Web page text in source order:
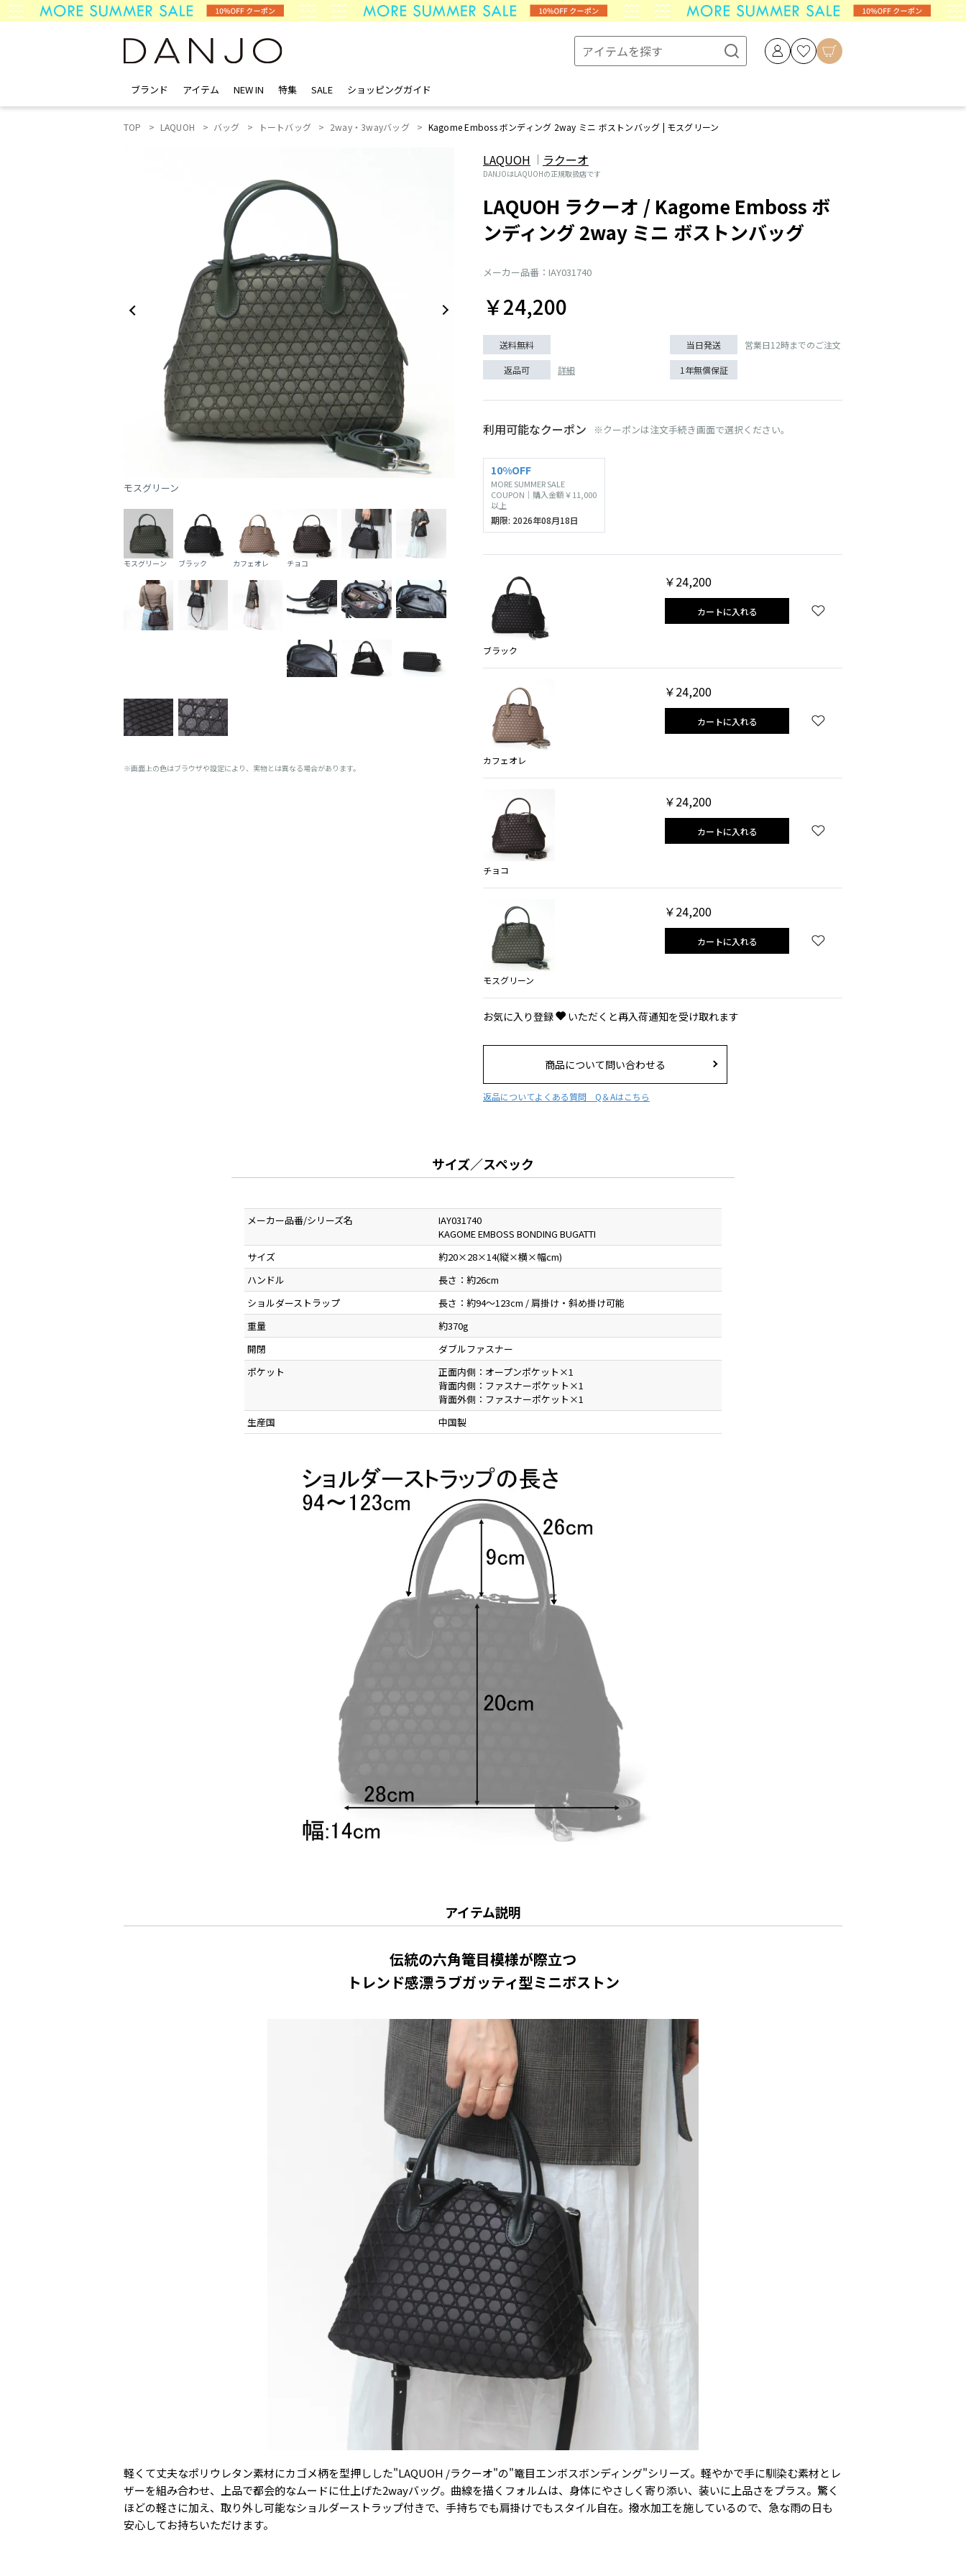
ブランド アイテム NEW IN 特集 SALE ショッピングガイド
TOP LAQUOH バッグ トートバッグ 2way・3wayバッグ Kagome Emboss ボンディング 2way ミニ ボストンバッグ | モスグリーン
モスグリーン
モスグリーン ブラック カフェオレ チョコ
※画面上の色はブラウザや設定により、実物とは異なる場合があります。
LAQUOH ラクーオ
DANJOはLAQUOHの正規取扱店です
LAQUOH ラクーオ / Kagome Emboss ボ
ンディング 2way ミニ ボストンバッグ
メーカー品番：IAY031740
￥24,200
送料無料 当日発送 営業日12時までのご注文
返品可 詳細 1年無償保証
利用可能なクーポン ※クーポンは注文手続き画面で選択ください。
10%OFF
MORE SUMMER SALE
COUPON｜購入金額￥11,000
以上
期限: 2026年08月18日
ブラック
￥24,200
カートに入れる
カフェオレ
￥24,200
カートに入れる
チョコ
￥24,200
カートに入れる
モスグリーン
￥24,200
カートに入れる
お気に入り登録 いただくと再入荷通知を受け取れます
商品について問い合わせる
返品についてよくある質問 Q＆Aはこちら
サイズ／スペック
メーカー品番/シリーズ名
IAY031740
KAGOME EMBOSS BONDING BUGATTI
サイズ
約20×28×14(縦×横×幅cm)
ハンドル
長さ：約26cm
ショルダーストラップ
長さ：約94～123cm / 肩掛け・斜め掛け可能
重量
約370g
開閉
ダブルファスナー
ポケット
正面内側：オープンポケット×1
背面内側：ファスナーポケット×1
背面外側：ファスナーポケット×1
生産国
中国製
アイテム説明
伝統の六角篭目模様が際立つ
トレンド感漂うブガッティ型ミニボストン
軽くて丈夫なポリウレタン素材にカゴメ柄を型押しした"LAQUOH /ラクーオ"の"篭目エンボスボンディング"シリーズ。軽やかで手に馴染む素材とレ
ザーを組み合わせ、上品で都会的なムードに仕上げた2wayバッグ。曲線を描くフォルムは、身体にやさしく寄り添い、装いに上品さをプラス。驚く
ほどの軽さに加え、取り外し可能なショルダーストラップ付きで、手持ちでも肩掛けでもスタイル自在。撥水加工を施しているので、急な雨の日も
安心してお持ちいただけます。